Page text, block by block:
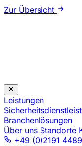
Zur Übersicht
Leistungen
Branchenlösungen
Über uns Standorte
+49 (0)2191